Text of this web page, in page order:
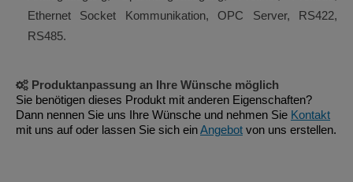
Ethernet Socket Kommunikation, OPC Server, RS422,
RS485.
Produktanpassung an Ihre Wünsche möglich
Sie benötigen dieses Produkt mit anderen Eigenschaften?
Dann nennen Sie uns Ihre Wünsche und nehmen Sie Kontakt
mit uns auf oder lassen Sie sich einAngebot von uns erstellen.